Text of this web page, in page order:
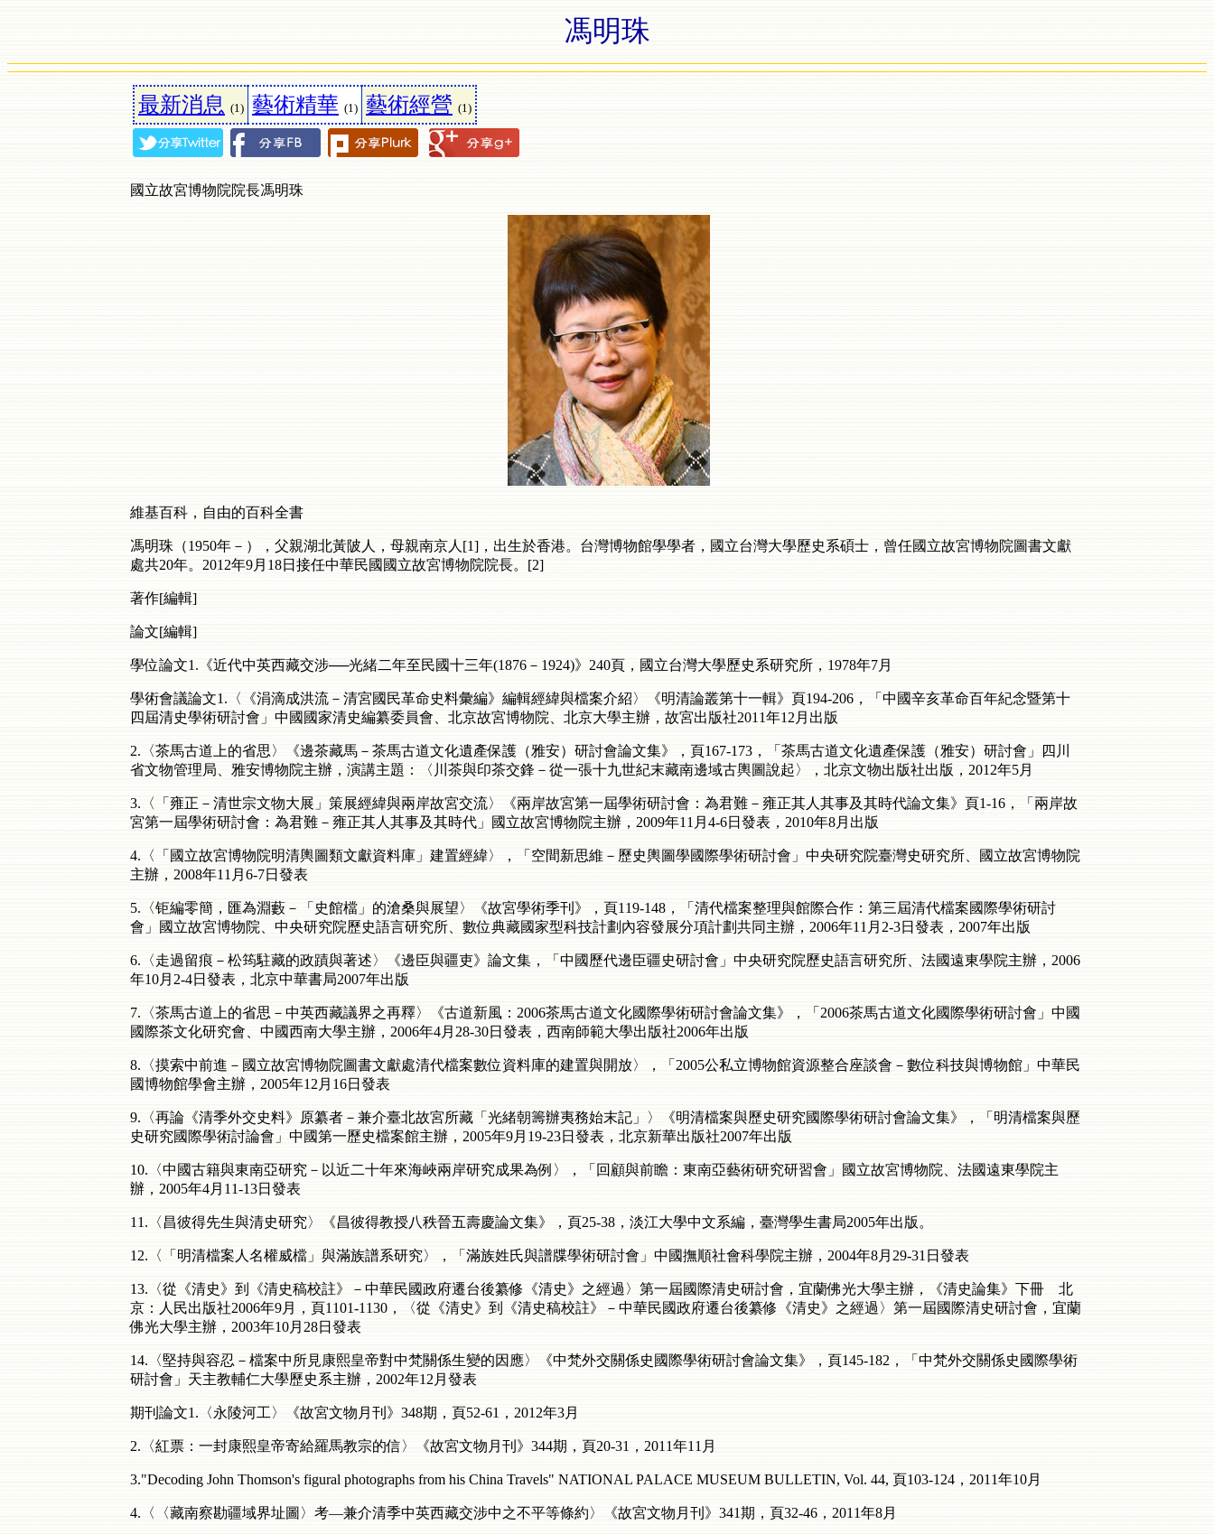
馮明珠
最新消息 (1) 藝術精華 (1) 藝術經營 (1)
國立故宮博物院院長馮明珠
維基百科，自由的百科全書
馮明珠（1950年－），父親湖北黃陂人，母親南京人[1]，出生於香港。台灣博物館學學者，國立台灣大學歷史系碩士，曾任國立故宮博物院圖書文獻
處共20年。2012年9月18日接任中華民國國立故宮博物院院長。[2]
著作[編輯]
論文[編輯]
學位論文1.《近代中英西藏交涉──光緒二年至民國十三年(1876－1924)》240頁，國立台灣大學歷史系研究所，1978年7月
學術會議論文1.〈《涓滴成洪流－清宮國民革命史料彙編》編輯經緯與檔案介紹〉《明清論叢第十一輯》頁194-206，「中國辛亥革命百年紀念暨第十
四屆清史學術研討會」中國國家清史編纂委員會、北京故宮博物院、北京大學主辦，故宮出版社2011年12月出版
2.〈茶馬古道上的省思〉《邊茶藏馬－茶馬古道文化遺產保護（雅安）研討會論文集》，頁167-173，「茶馬古道文化遺產保護（雅安）研討會」四川
省文物管理局、雅安博物院主辦，演講主題：〈川茶與印茶交鋒－從一張十九世紀末藏南邊域古輿圖說起〉，北京文物出版社出版，2012年5月
3.〈「雍正－清世宗文物大展」策展經緯與兩岸故宮交流〉《兩岸故宮第一屆學術研討會：為君難－雍正其人其事及其時代論文集》頁1-16，「兩岸故
宮第一屆學術研討會：為君難－雍正其人其事及其時代」國立故宮博物院主辦，2009年11月4-6日發表，2010年8月出版
4.〈「國立故宮博物院明清輿圖類文獻資料庫」建置經緯〉，「空間新思維－歷史輿圖學國際學術研討會」中央研究院臺灣史研究所、國立故宮博物院
主辦，2008年11月6-7日發表
5.〈钜編零簡，匯為淵藪－「史館檔」的滄桑與展望〉《故宮學術季刊》，頁119-148，「清代檔案整理與館際合作：第三屆清代檔案國際學術研討
會」國立故宮博物院、中央研究院歷史語言研究所、數位典藏國家型科技計劃內容發展分項計劃共同主辦，2006年11月2-3日發表，2007年出版
6.〈走過留痕－松筠駐藏的政蹟與著述〉《邊臣與疆吏》論文集，「中國歷代邊臣疆史研討會」中央研究院歷史語言研究所、法國遠東學院主辦，2006
年10月2-4日發表，北京中華書局2007年出版
7.〈茶馬古道上的省思－中英西藏議界之再釋〉《古道新風：2006茶馬古道文化國際學術研討會論文集》，「2006茶馬古道文化國際學術研討會」中國
國際茶文化研究會、中國西南大學主辦，2006年4月28-30日發表，西南師範大學出版社2006年出版
8.〈摸索中前進－國立故宮博物院圖書文獻處清代檔案數位資料庫的建置與開放〉，「2005公私立博物館資源整合座談會－數位科技與博物館」中華民
國博物館學會主辦，2005年12月16日發表
9.〈再論《清季外交史料》原纂者－兼介臺北故宮所藏「光緒朝籌辦夷務始末記」〉《明清檔案與歷史研究國際學術研討會論文集》，「明清檔案與歷
史研究國際學術討論會」中國第一歷史檔案館主辦，2005年9月19-23日發表，北京新華出版社2007年出版
10.〈中國古籍與東南亞研究－以近二十年來海峽兩岸研究成果為例〉，「回顧與前瞻：東南亞藝術研究研習會」國立故宮博物院、法國遠東學院主
辦，2005年4月11-13日發表
11.〈昌彼得先生與清史研究〉《昌彼得教授八秩晉五壽慶論文集》，頁25-38，淡江大學中文系編，臺灣學生書局2005年出版。
12.〈「明清檔案人名權威檔」與滿族譜系研究〉，「滿族姓氏與譜牒學術研討會」中國撫順社會科學院主辦，2004年8月29-31日發表
13.〈從《清史》到《清史稿校註》－中華民國政府遷台後纂修《清史》之經過〉第一屆國際清史研討會，宜蘭佛光大學主辦，《清史論集》下冊 北
京：人民出版社2006年9月，頁1101-1130，〈從《清史》到《清史稿校註》－中華民國政府遷台後纂修《清史》之經過〉第一屆國際清史研討會，宜蘭
佛光大學主辦，2003年10月28日發表
14.〈堅持與容忍－檔案中所見康熙皇帝對中梵關係生變的因應〉《中梵外交關係史國際學術研討會論文集》，頁145-182，「中梵外交關係史國際學術
研討會」天主教輔仁大學歷史系主辦，2002年12月發表
期刊論文1.〈永陵河工〉《故宮文物月刊》348期，頁52-61，2012年3月
2.〈紅票：一封康熙皇帝寄給羅馬教宗的信〉《故宮文物月刊》344期，頁20-31，2011年11月
3."Decoding John Thomson's figural photographs from his China Travels" NATIONAL PALACE MUSEUM BULLETIN, Vol. 44, 頁103-124，2011年10月
4.〈〈藏南察勘疆域界址圖〉考—兼介清季中英西藏交涉中之不平等條約〉《故宮文物月刊》341期，頁32-46，2011年8月